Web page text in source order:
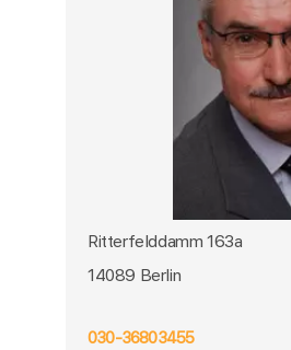
Ritterfelddamm 163a
14089 Berlin
030-36803455